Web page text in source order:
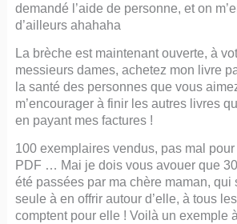
demandé l’aide de personne, et on
d’ailleurs ahahaha
La brèche est maintenant ouverte, à
messieurs dames, achetez mon livre
la santé des personnes que vous
m’encourager à finir les autres livres
en payant mes factures !
100 exemplaires vendus, pas mal
PDF … Mai je dois vous avouer que
été passées par ma chère maman, qui
seule à en offrir autour d’elle, à tous
comptent pour elle ! Voilà un exemple